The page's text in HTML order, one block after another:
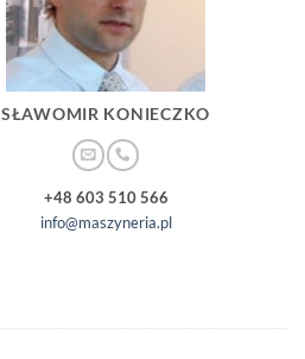
SŁAWOMIR KONIECZKO
+48 603 510 566
info@maszyneria.pl